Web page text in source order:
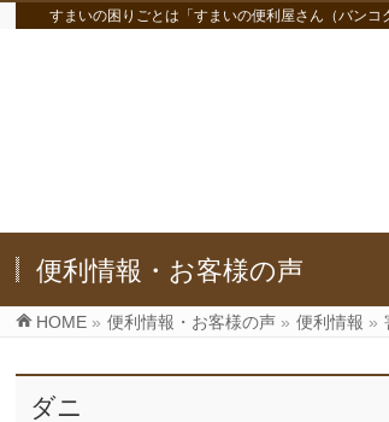
すまいの困りごとは「すまいの便利屋さん（バン
便利情報・お客様の声
HOME » 便利情報・お客様の声 » 便利情報 »
ダニ